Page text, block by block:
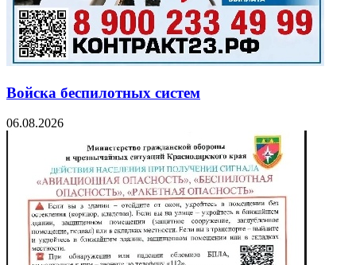
Войска беспилотных систем
06.08.2026